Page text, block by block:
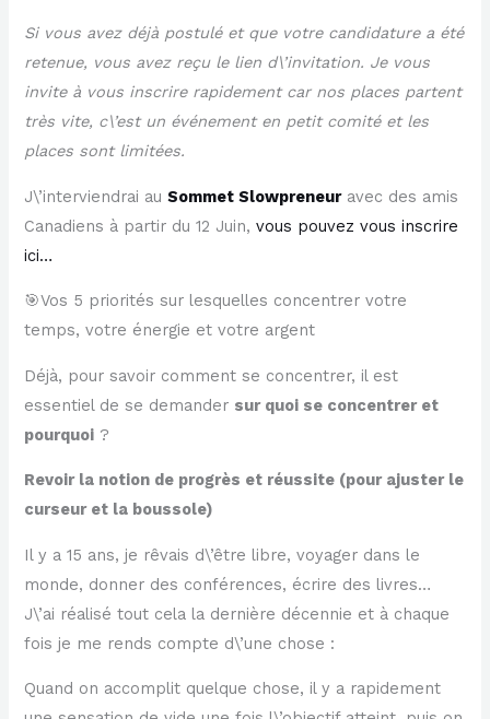
Si vous avez déjà postulé et que votre candidature a été
retenue, vous avez reçu le lien d\’invitation. Je vous
invite à vous inscrire rapidement car nos places partent
très vite, c\’est un événement en petit comité et les
places sont limitées.
J\’interviendrai auSommet Slowpreneuravec des amis
Canadiens à partir du 12 Juin,vous pouvez vous inscrire
ici…
🎯Vos 5 priorités sur lesquelles concentrer votre
temps, votre énergie et votre argent
Déjà, pour savoir comment se concentrer, il est
essentiel de se demander sur quoi se concentrer et
pourquoi ?
Revoir la notion de progrès et réussite (pour ajuster le
curseur et la boussole)
Il y a 15 ans, je rêvais d\’être libre, voyager dans le
monde, donner des conférences, écrire des livres…
J\’ai réalisé tout cela la dernière décennie et à chaque
fois je me rends compte d\’une chose :
Quand on accomplit quelque chose, il y a rapidement